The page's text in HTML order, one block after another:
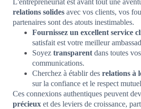
L'entrepreneuriat est avant tout une
relations solides avec vos clients, vos
partenaires sont des atouts inestimables.
Fournissez un excellent service
satisfait est votre meilleur
Soyez transparent dans toutes
communications.
Cherchez à établir des relations à
sur la confiance et le respect
Ces connexions authentiques peuvent
précieux et des leviers de croissance,